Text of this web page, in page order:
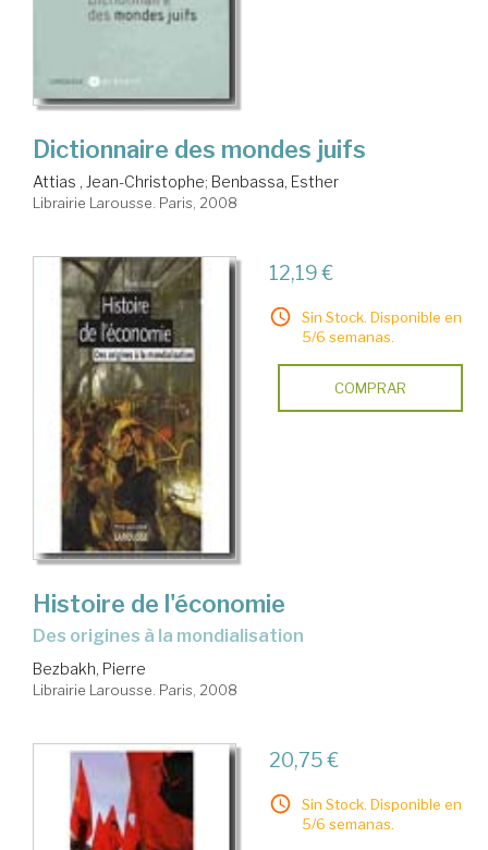
Dictionnaire des mondes juifs
Attias , Jean-Christophe; Benbassa, Esther
Librairie Larousse. Paris, 2008
12,19 €
Sin Stock. Disponible en
5/6 semanas.
COMPRAR
Histoire de l'économie
des origines à la mondialisation
Bezbakh, Pierre
Librairie Larousse. Paris, 2008
20,75 €
Sin Stock. Disponible en
5/6 semanas.